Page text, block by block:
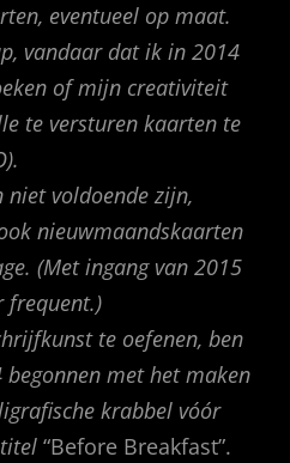
eventueel op maat.
vandaar dat ik in 2014
of mijn creativiteit
te versturen kaarten te
voldoende zijn,
nieuwmaandskaarten
(Met ingang van 2015
frequent.)
te oefenen, ben
met het maken
krabbel vóór
“Before Breakfast”.